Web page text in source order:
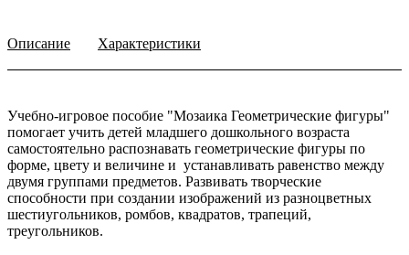
Описание Характеристики
Учебно-игровое пособие "Мозаика Геометрические фигуры"
помогает учить детей младшего дошкольного возраста
самостоятельно распознавать геометрические фигуры по
форме, цвету и величине и устанавливать равенство между
двумя группами предметов. Развивать творческие
способности при создании изображений из разноцветных
шестиугольников, ромбов, квадратов, трапеций,
треугольников.